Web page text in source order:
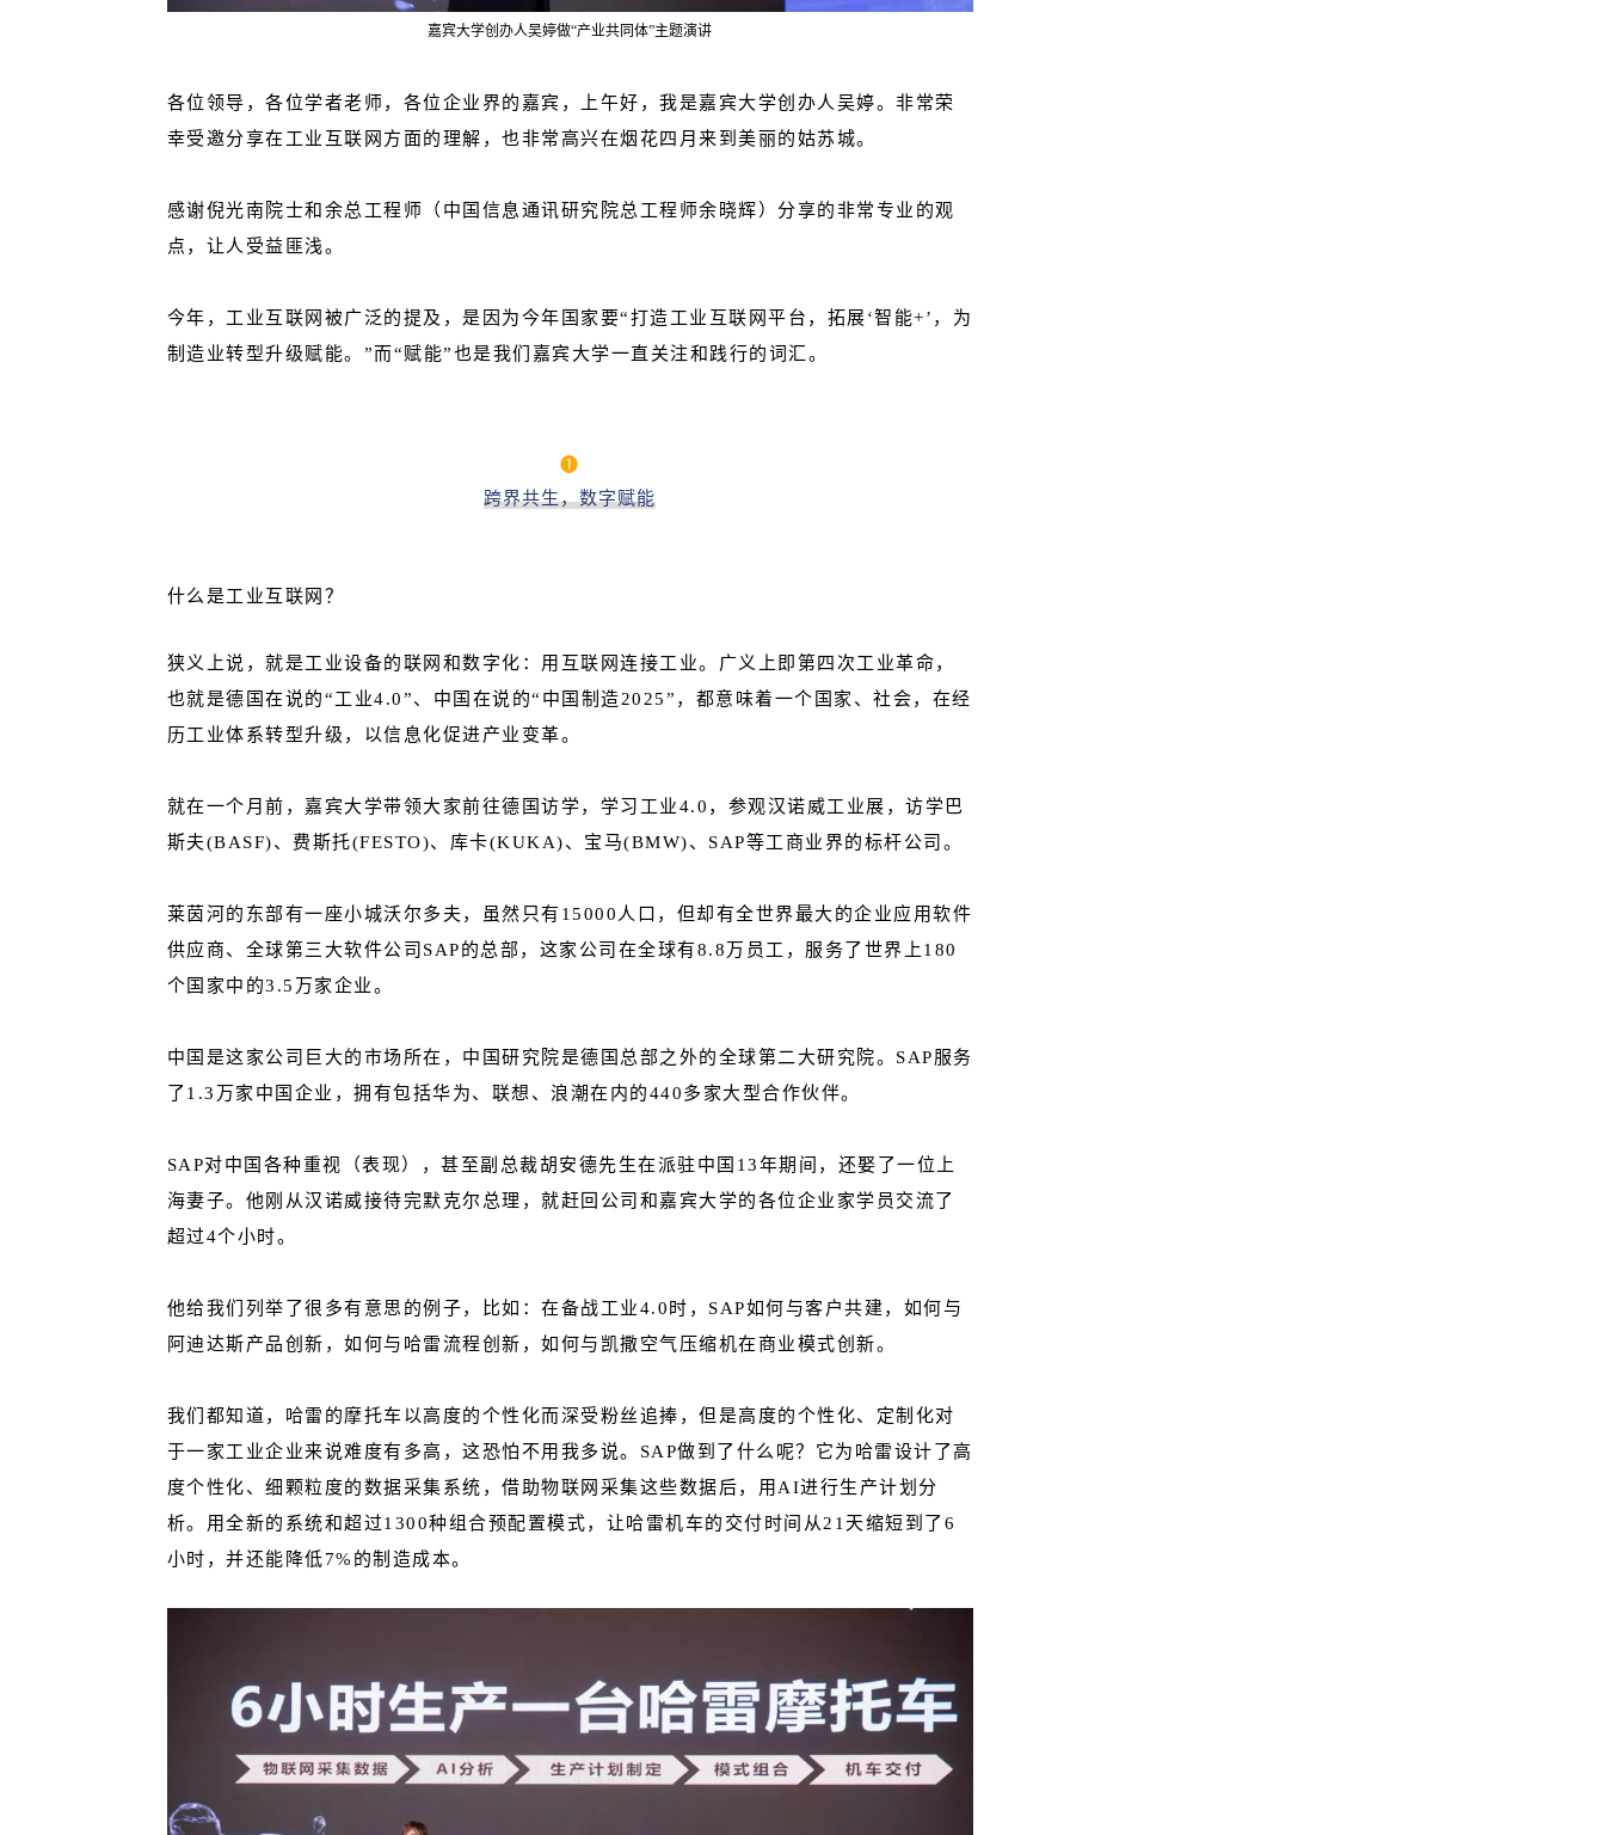
嘉宾大学创办人吴婷做“产业共同体”主题演讲
各位领导，各位学者老师，各位企业界的嘉宾，上午好，我是嘉宾大学创办人吴婷。非常荣
幸受邀分享在工业互联网方面的理解，也非常高兴在烟花四月来到美丽的姑苏城。
感谢倪光南院士和余总工程师（中国信息通讯研究院总工程师余晓辉）分享的非常专业的观
点，让人受益匪浅。
今年，工业互联网被广泛的提及，是因为今年国家要“打造工业互联网平台，拓展‘智能+’，为
制造业转型升级赋能。”而“赋能”也是我们嘉宾大学一直关注和践行的词汇。
❶
跨界共生，数字赋能
什么是工业互联网？
狭义上说，就是工业设备的联网和数字化：用互联网连接工业。广义上即第四次工业革命，
也就是德国在说的“工业4.0”、中国在说的“中国制造2025”，都意味着一个国家、社会，在经
历工业体系转型升级，以信息化促进产业变革。
就在一个月前，嘉宾大学带领大家前往德国访学，学习工业4.0，参观汉诺威工业展，访学巴
斯夫(BASF)、费斯托(FESTO)、库卡(KUKA)、宝马(BMW)、SAP等工商业界的标杆公司。
莱茵河的东部有一座小城沃尔多夫，虽然只有15000人口，但却有全世界最大的企业应用软件
供应商、全球第三大软件公司SAP的总部，这家公司在全球有8.8万员工，服务了世界上180
个国家中的3.5万家企业。
中国是这家公司巨大的市场所在，中国研究院是德国总部之外的全球第二大研究院。SAP服务
了1.3万家中国企业，拥有包括华为、联想、浪潮在内的440多家大型合作伙伴。
SAP对中国各种重视（表现），甚至副总裁胡安德先生在派驻中国13年期间，还娶了一位上
海妻子。他刚从汉诺威接待完默克尔总理，就赶回公司和嘉宾大学的各位企业家学员交流了
超过4个小时。
他给我们列举了很多有意思的例子，比如：在备战工业4.0时，SAP如何与客户共建，如何与
阿迪达斯产品创新 ，如何与哈雷流程创新 ，如何与凯撒空气压缩机在 商业模式创新。
我们都知道，哈雷的摩托车以高度的个性化而深受粉丝追捧，但是高度的个性化、定制化对
于一家工业企业来说难度有多高，这恐怕不用我多说。SAP做到了什么呢？它为哈雷设计了高
度个性化、细颗粒度的数据采集系统，借助物联网采集这些数据后，用AI进行生产计划分
析。用全新的系统和超过1300种组合预配置模式，让哈雷机车的交付时间从21天缩短到了6
小时，并还能降低7%的制造成本。